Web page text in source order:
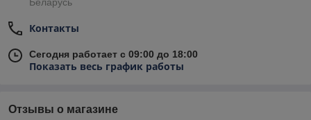
Контакты
Сегодня работает с 09:00 до 18:00
Показать весь график работы
Отзывы о магазине